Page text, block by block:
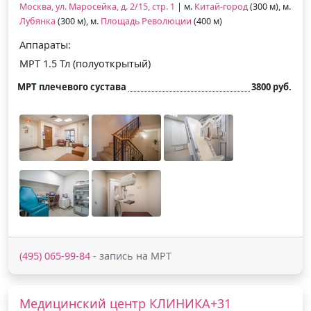
Москва, ул. Маросейка, д. 2/15, стр. 1 | м. Китай-город(300 м), м.
Лубянка (300 м), м. Площадь Революции (400 м)
Аппараты:
МРТ 1.5 Тл (полуоткрытый)
МРТ плечевого сустава 3800 руб.
(495) 065-99-84 - запись на МРТ
Медицинский центр КЛИНИКА+31